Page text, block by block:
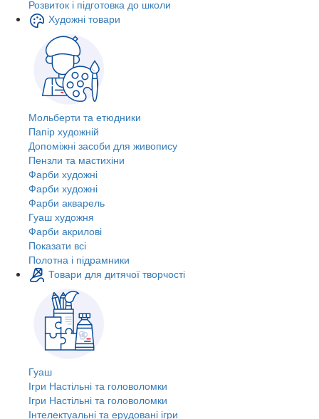
Розвиток і підготовка до школи
Художні товари
Мольберти та етюдники
Папір художній
Допоміжні засоби для живопису
Пензли та мастихіни
Фарби художні
Фарби художні
Фарби акварель
Гуаш художня
Фарби акрилові
Показати всі
Полотна і підрамники
Товари для дитячої творчості
Гуаш
Ігри Настільні та головоломки
Ігри Настільні та головоломки
Інтелектуальні та ерудовані ігри